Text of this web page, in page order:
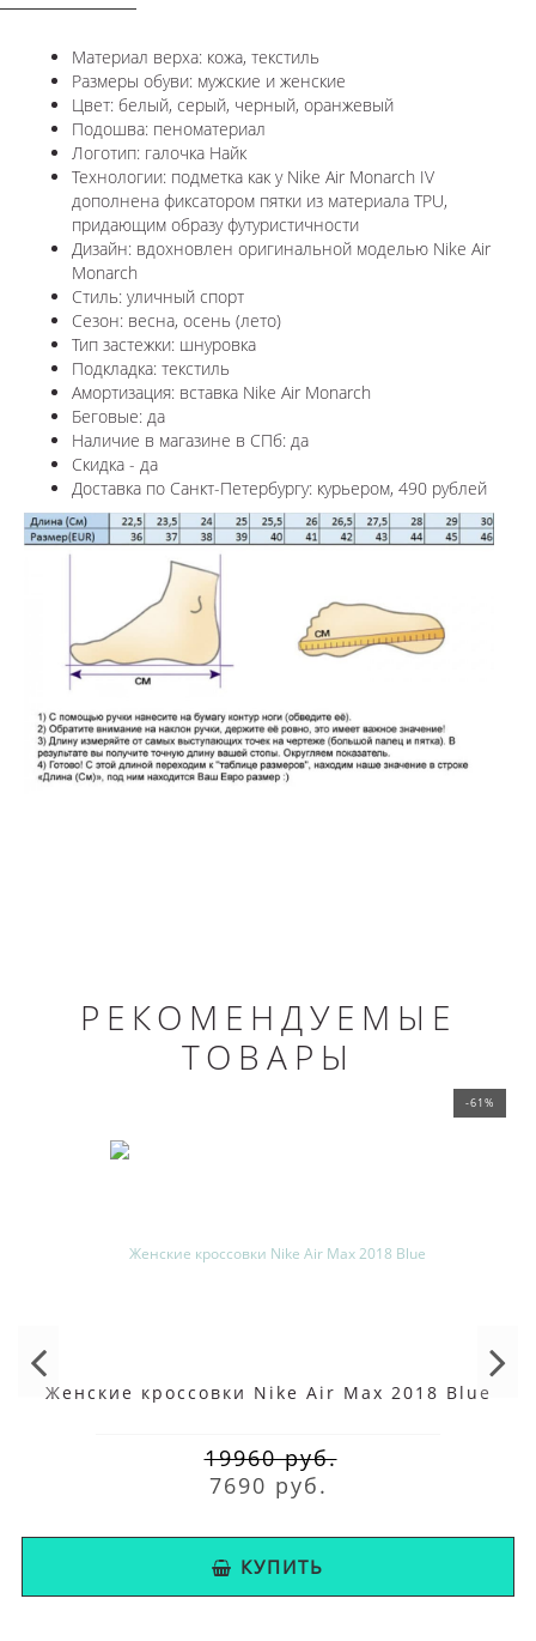
Материал верха: кожа, текстиль
Размеры обуви: мужские и женские
Цвет: белый, серый, черный, оранжевый
Подошва: пеноматериал
Логотип: галочка Найк
Технологии: подметка как у Nike Air Monarch IV
дополнена фиксатором пятки из материала TPU,
придающим образу футуристичности
Дизайн: вдохновлен оригинальной моделью Nike Air
Monarch
Стиль: уличный спорт
Сезон: весна, осень (лето)
Тип застежки: шнуровка
Подкладка: текстиль
Амортизация: вставка Nike Air Monarch
Беговые: да
Наличие в магазине в СПб: да
Скидка - да
Доставка по Санкт-Петербургу: курьером, 490 рублей
РЕКОМЕНДУЕМЫЕ
ТОВАРЫ
-61%
Женские кроссовки Nike Air Max 2018 Blue
19960 руб.
7690 руб.
КУПИТЬ